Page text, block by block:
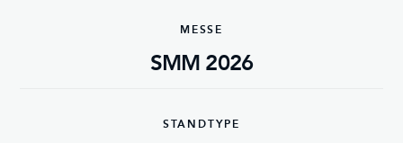
MESSE
SMM 2026
STANDTYPE